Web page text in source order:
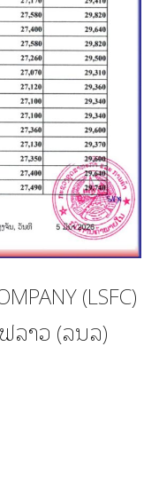
(LSFC)
ລາວ (ລນລ)